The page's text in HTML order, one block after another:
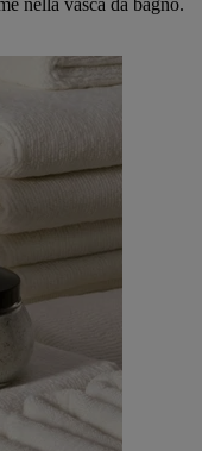
nella vasca da bagno.